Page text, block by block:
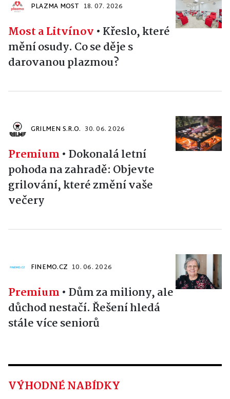
PLAZMA MOST 18. 07. 2026
Most a Litvínov • Křeslo, které
mění osudy. Co se děje s
darovanou plazmou?
GRILMEN S.R.O. 30. 06. 2026
Premium • Dokonalá letní
pohoda na zahradě: Objevte
grilování, které změní vaše
večery
FINEMO.CZ 10. 06. 2026
Premium • Dům za miliony, ale
důchod nestačí. Řešení hledá
stále více seniorů
VÝHODNÉ NABÍDKY